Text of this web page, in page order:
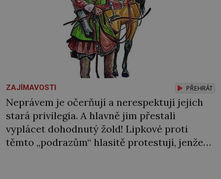
ZAJÍMAVOSTI PŘEHRÁT
Neprávem je očerňují a nerespektují jejich
stará privilegia. A hlavně jim přestali
vyplácet dohodnutý žold! Lipkové proti
těmto „podrazům“ hlasitě protestují, jenže